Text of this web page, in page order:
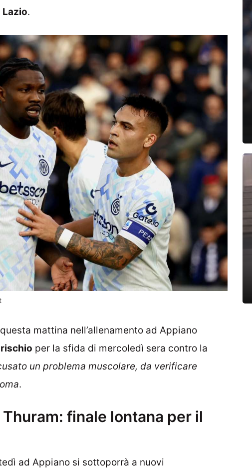
Lazio.
mattina nell’allenamento ad Appiano
per la sfida di mercoledì sera contro la
un problema muscolare, da verificare
.
finale lontana per il
ad Appiano si sottoporrà a nuovi